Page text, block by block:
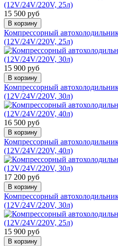
15 500 руб
В корзину
Компрессорный
(12V/24V/220V, 25л)
15 900 руб
В корзину
Компрессорный
(12V/24V/220V, 30л)
16 500 руб
В корзину
Компрессорный
(12V/24V/220V, 40л)
17 200 руб
В корзину
Компрессорный
(12V/24V/220V, 30л)
15 900 руб
В корзину